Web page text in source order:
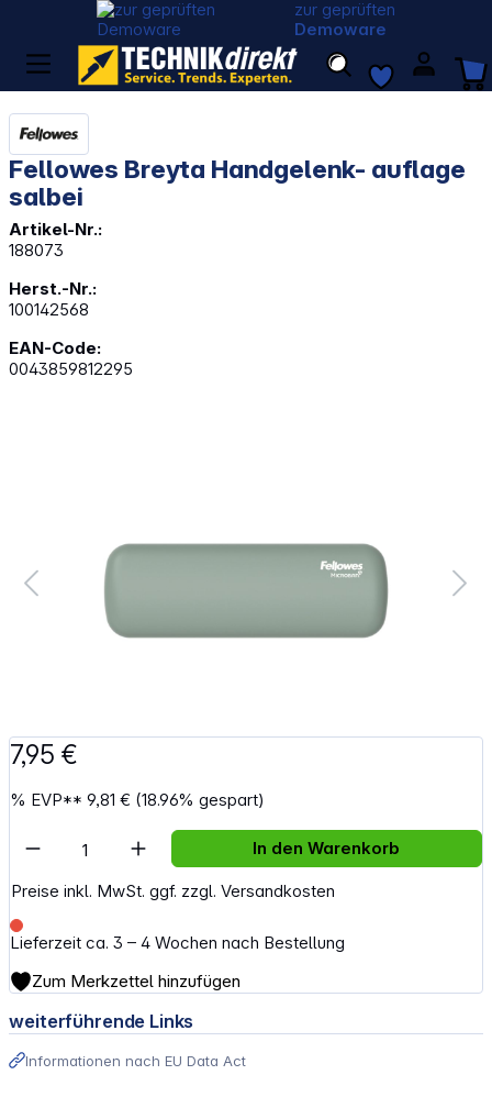
zur geprüften
Demoware
Fellowes Breyta Handgelenk- auflage
salbei
Artikel-Nr.:
188073
Herst.-Nr.:
100142568
EAN-Code:
0043859812295
7,95 €
% EVP**9,81 € (18.96% gespart)
Preise inkl. MwSt. ggf. zzgl. Versandkosten
Lieferzeit ca. 3 – 4 Wochen nach Bestellung
Artikel Anzahl: Gib den gewünschten
In den Warenkorb
Zum Merkzettel hinzufügen
weiterführende Links
Informationen nach EU Data Act